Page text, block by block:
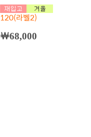
120(라벨2)
￦68,000